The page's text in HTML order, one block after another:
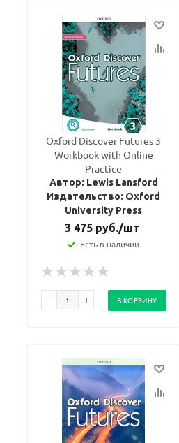
Oxford Discover Futures 3
Workbook with Online
Practice
Автор: Lewis Lansford
Издательство: Oxford
University Press
3 475руб./шт
Есть в наличии
В КОРЗИНУ